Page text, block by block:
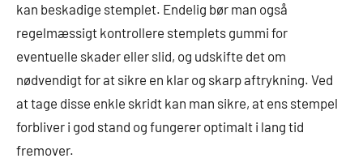
kan beskadige stemplet. Endelig bør man også
regelmæssigt kontrollere stemplets gummi for
eventuelle skader eller slid, og udskifte det om
nødvendigt for at sikre en klar og skarp aftrykning. Ved
at tage disse enkle skridt kan man sikre, at ens stempel
forbliver i god stand og fungerer optimalt i lang tid
fremover.